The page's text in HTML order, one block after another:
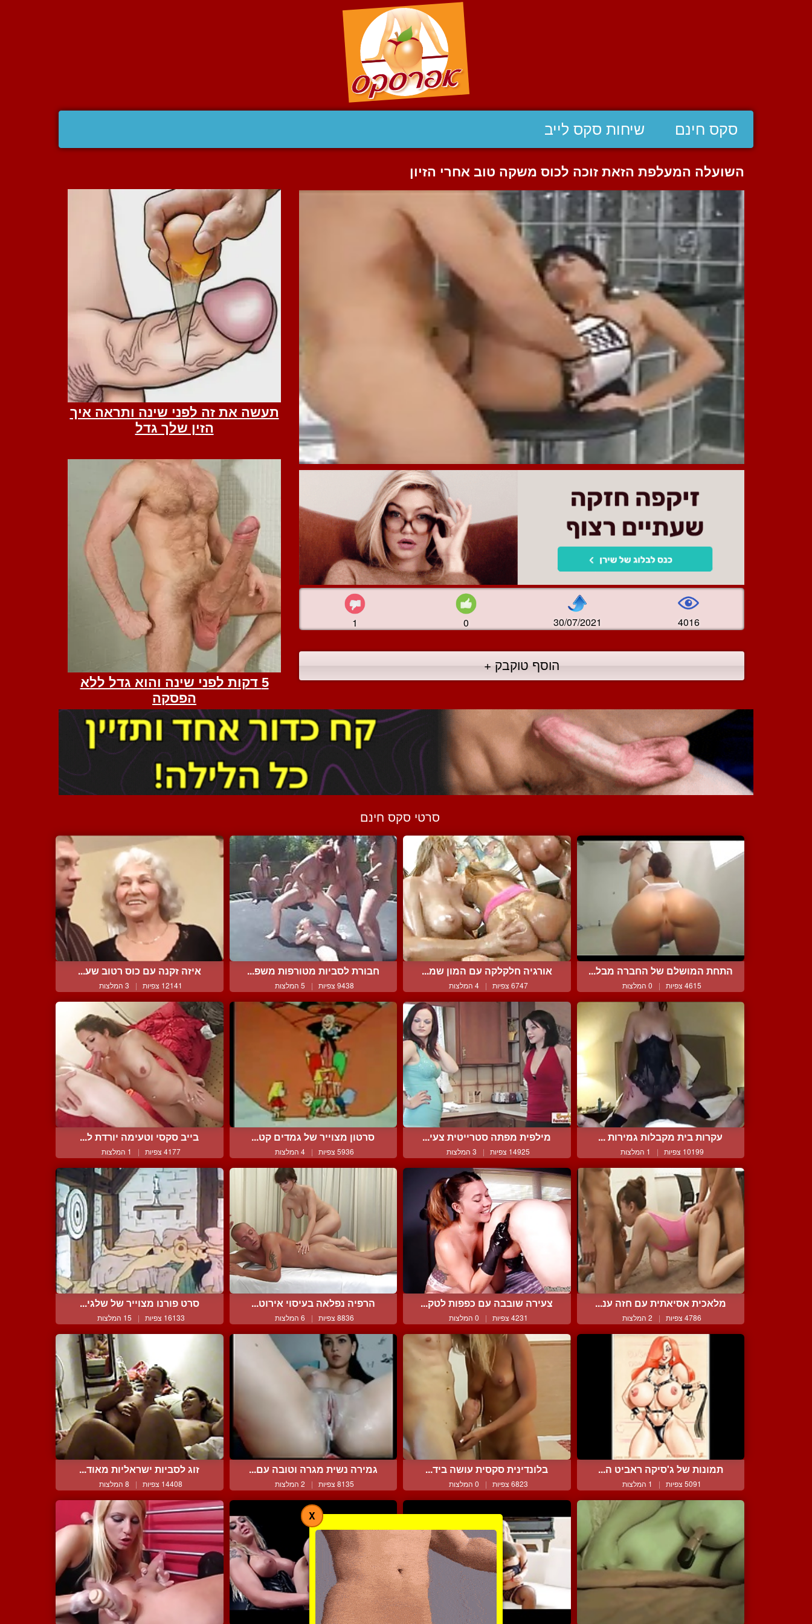
סקס חינם שיחות סקס לייב
השועלה המעלפת הזאת זוכה לכוס משקה טוב אחרי הזיון
1 0 30/07/2021 4016
הוסף טוקבק +
סרטי סקס חינם
התחת המושלם של החברה מבל...
4615 צפיות | 0 המלצות
אורגיה חלקלקה עם המון שמ...
6747 צפיות | 4 המלצות
חבורת לסביות מטורפות משפ...
9438 צפיות | 5 המלצות
איזה זקנה עם כוס רטוב שע...
12141 צפיות | 3 המלצות
עקרות בית מקבלות גמירות ...
10199 צפיות | 1 המלצות
מילפית מפתה סטרייטית צעי...
14925 צפיות | 3 המלצות
סרטון מצוייר של גמדים קט...
5936 צפיות | 4 המלצות
בייב סקסי וטעימה יורדת ל...
4177 צפיות | 1 המלצות
מלאכית אסיאתית עם חזה ענ...
4786 צפיות | 2 המלצות
צעירה שובבה עם כפפות לטק...
4231 צפיות | 0 המלצות
הרפיה נפלאה בעיסוי אירוט...
8836 צפיות | 6 המלצות
סרט פורנו מצוייר של שלגי...
16133 צפיות | 15 המלצות
תמונות של ג'סיקה ראביט ה...
5091 צפיות | 1 המלצות
בלונדינית סקסית עושה ביד...
6823 צפיות | 0 המלצות
גמירה נשית מגרה וטובה עם...
8135 צפיות | 2 המלצות
זוג לסביות ישראליות מאוד...
14408 צפיות | 8 המלצות
X